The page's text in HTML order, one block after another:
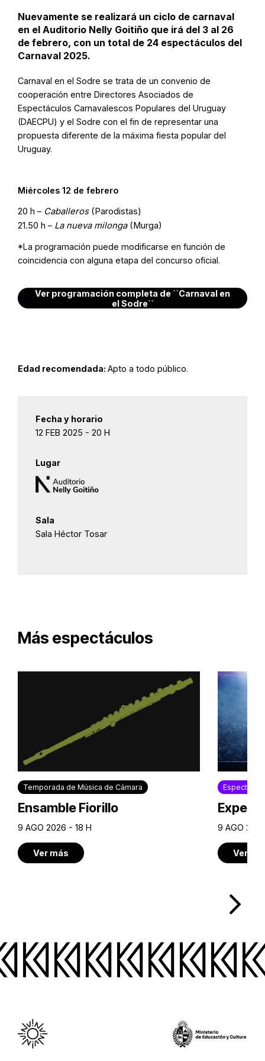
Nuevamente se realizará un ciclo de carnaval
en el Auditorio Nelly Goitiño que irá del 3 al 26
de febrero, con un total de 24 espectáculos del
Carnaval 2025.
Carnaval en el Sodre se trata de un convenio de
cooperación entre Directores Asociados de
Espectáculos Carnavalescos Populares del Uruguay
(DAECPU) y el Sodre con el fin de representar una
propuesta diferente de la máxima fiesta popular del
Uruguay.
Miércoles 12 de febrero
20 h – Caballeros (Parodistas)
21.50 h – La nueva milonga(Murga)
*La programación puede modificarse en función de
coincidencia con alguna etapa del concurso oficial.
Ver programación completa de ``Carnaval en
el Sodre``
Edad recomendada: Apto a todo público.
Fecha y horario
12 FEB 2025 - 20 H
Lugar
Sala
Sala Héctor Tosar
Más espectáculos
Temporada de Música de Cámara
Ensamble Fiorillo
9 AGO 2026 - 18 H
Ver más
9 AGO
Ver
arrow_forward_ios